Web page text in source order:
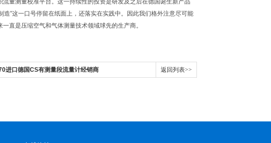
量测量校准平台。这一持续性的投资是研发及之后在德国诞生新产品
”这一口号停留在纸面上，还落实在实践中。因此我们格外注意尽可能
直是压缩空气和气体测量技术领域球先的生产商。
进口德国CS有测量段流量计经销商 返回列表>>